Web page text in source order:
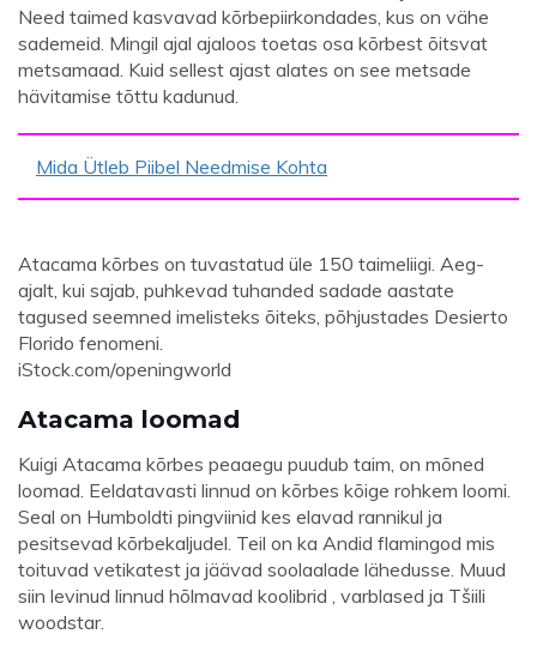
Need taimed kasvavad kõrbepiirkondades, kus on vähe
sademeid. Mingil ajal ajaloos toetas osa kõrbest õitsvat
metsamaad. Kuid sellest ajast alates on see metsade
hävitamise tõttu kadunud.
Mida Ütleb Piibel Needmise Kohta
Atacama kõrbes on tuvastatud üle 150 taimeliigi. Aeg-
ajalt, kui sajab, puhkevad tuhanded sadade aastate
tagused seemned imelisteks õiteks, põhjustades Desierto
Florido fenomeni.
iStock.com/openingworld
Atacama loomad
Kuigi Atacama kõrbes peaaegu puudub taim, on mõned
loomad. Eeldatavasti linnud on kõrbes kõige rohkem loomi.
Seal on Humboldti pingviinid kes elavad rannikul ja
pesitsevad kõrbekaljudel. Teil on ka Andid flamingod mis
toituvad vetikatest ja jäävad soolaalade lähedusse. Muud
siin levinud linnud hõlmavad koolibrid , varblased ja Tšiili
woodstar.